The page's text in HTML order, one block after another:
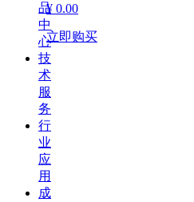
品
中
心
技
术
服
务
行
业
应
用
成
¥ 0.00
立即购买